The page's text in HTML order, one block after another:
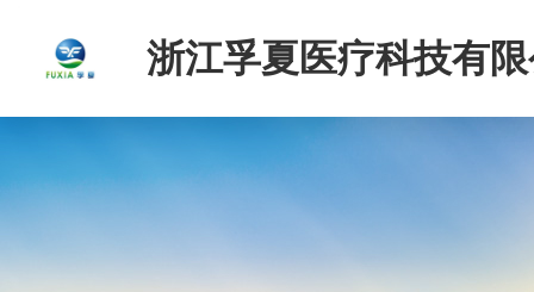
浙江孚夏医疗科技有